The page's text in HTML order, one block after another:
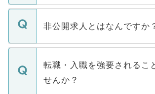
ご登録いただきましたら、弊
登録内容を確認し、その後メ
ます。通常、5営業日以内には
いただきますので、しばらく
非公開求人とはなんですか
マイナビDOCTORで取り扱っ
うち約3割は、Webサイトから
けない「非公開求人」です。
下記の理由によって、一般に
転職・入職を強要されるこ
せんか？